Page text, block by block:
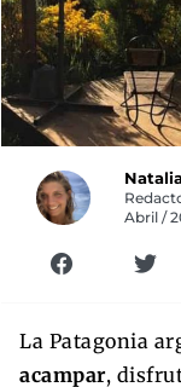
Abril /
La Patagonia
acampar,